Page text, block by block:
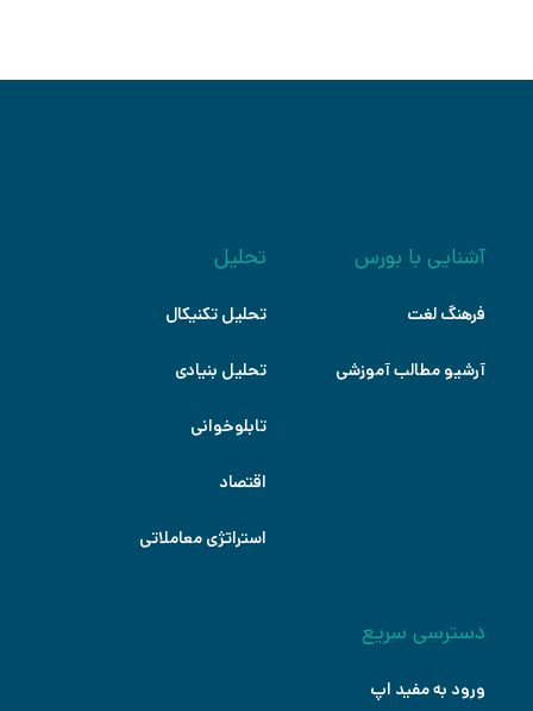
آشنایی با بورس
فرهنگ لغت
آرشیو مطالب آموزشی
تحلیل
تحلیل تکنیکال
تحلیل بنیادی
تابلوخوانی
اقتصاد
استراتژی معاملاتی
دسترسی سریع
ورود به مفید اپ